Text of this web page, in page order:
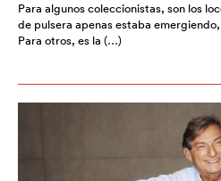
Para algunos coleccionistas, son los
de pulsera apenas estaba
Para otros, es la (…)